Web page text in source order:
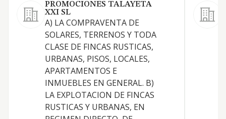
PROMOCIONES TALAYETA
XXI SL
A) LA COMPRAVENTA DE
SOLARES, TERRENOS Y TODA
CLASE DE FINCAS RUSTICAS,
URBANAS, PISOS, LOCALES,
APARTAMENTOS E
INMUEBLES EN GENERAL. B)
LA EXPLOTACION DE FINCAS
RUSTICAS Y URBANAS, EN